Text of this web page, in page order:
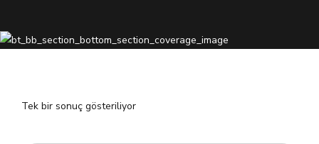
Tek bir sonuç gösteriliyor